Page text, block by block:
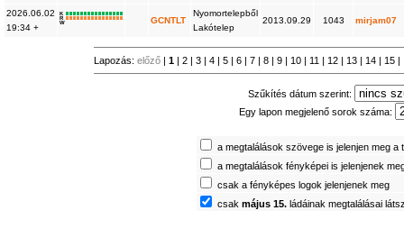
2026.06.02
19:34 +
K
R
W
GCNTLT
Nyomortelepből
Lakótelep
2013.09.29 1043 mirjam07
Lapozás:előző |1 | 2 | 3 | 4 | 5 | 6 | 7 | 8 | 9 | 10 | 11 | 12 | 13 | 14 | 15 |
Szűkítés dátum szerint:
Egy lapon megjelenő sorok száma:
a megtalálások szövege is jelenjen meg a
a megtalálások fényképei is jelenjenek
csak a fényképes logok jelenjenek meg
csakmájus 15. ládáinak megtalálásai